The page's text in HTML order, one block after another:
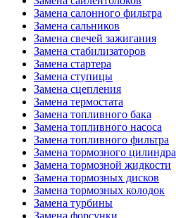
Замена салонного фильтра
Замена сальников
Замена свечей зажигания
Замена стабилизаторов
Замена стартера
Замена ступицы
Замена сцепления
Замена термостата
Замена топливного бака
Замена топливного насоса
Замена топливного фильтра
Замена тормозного цилиндра
Замена тормозной жидкости
Замена тормозных дисков
Замена тормозных колодок
Замена турбины